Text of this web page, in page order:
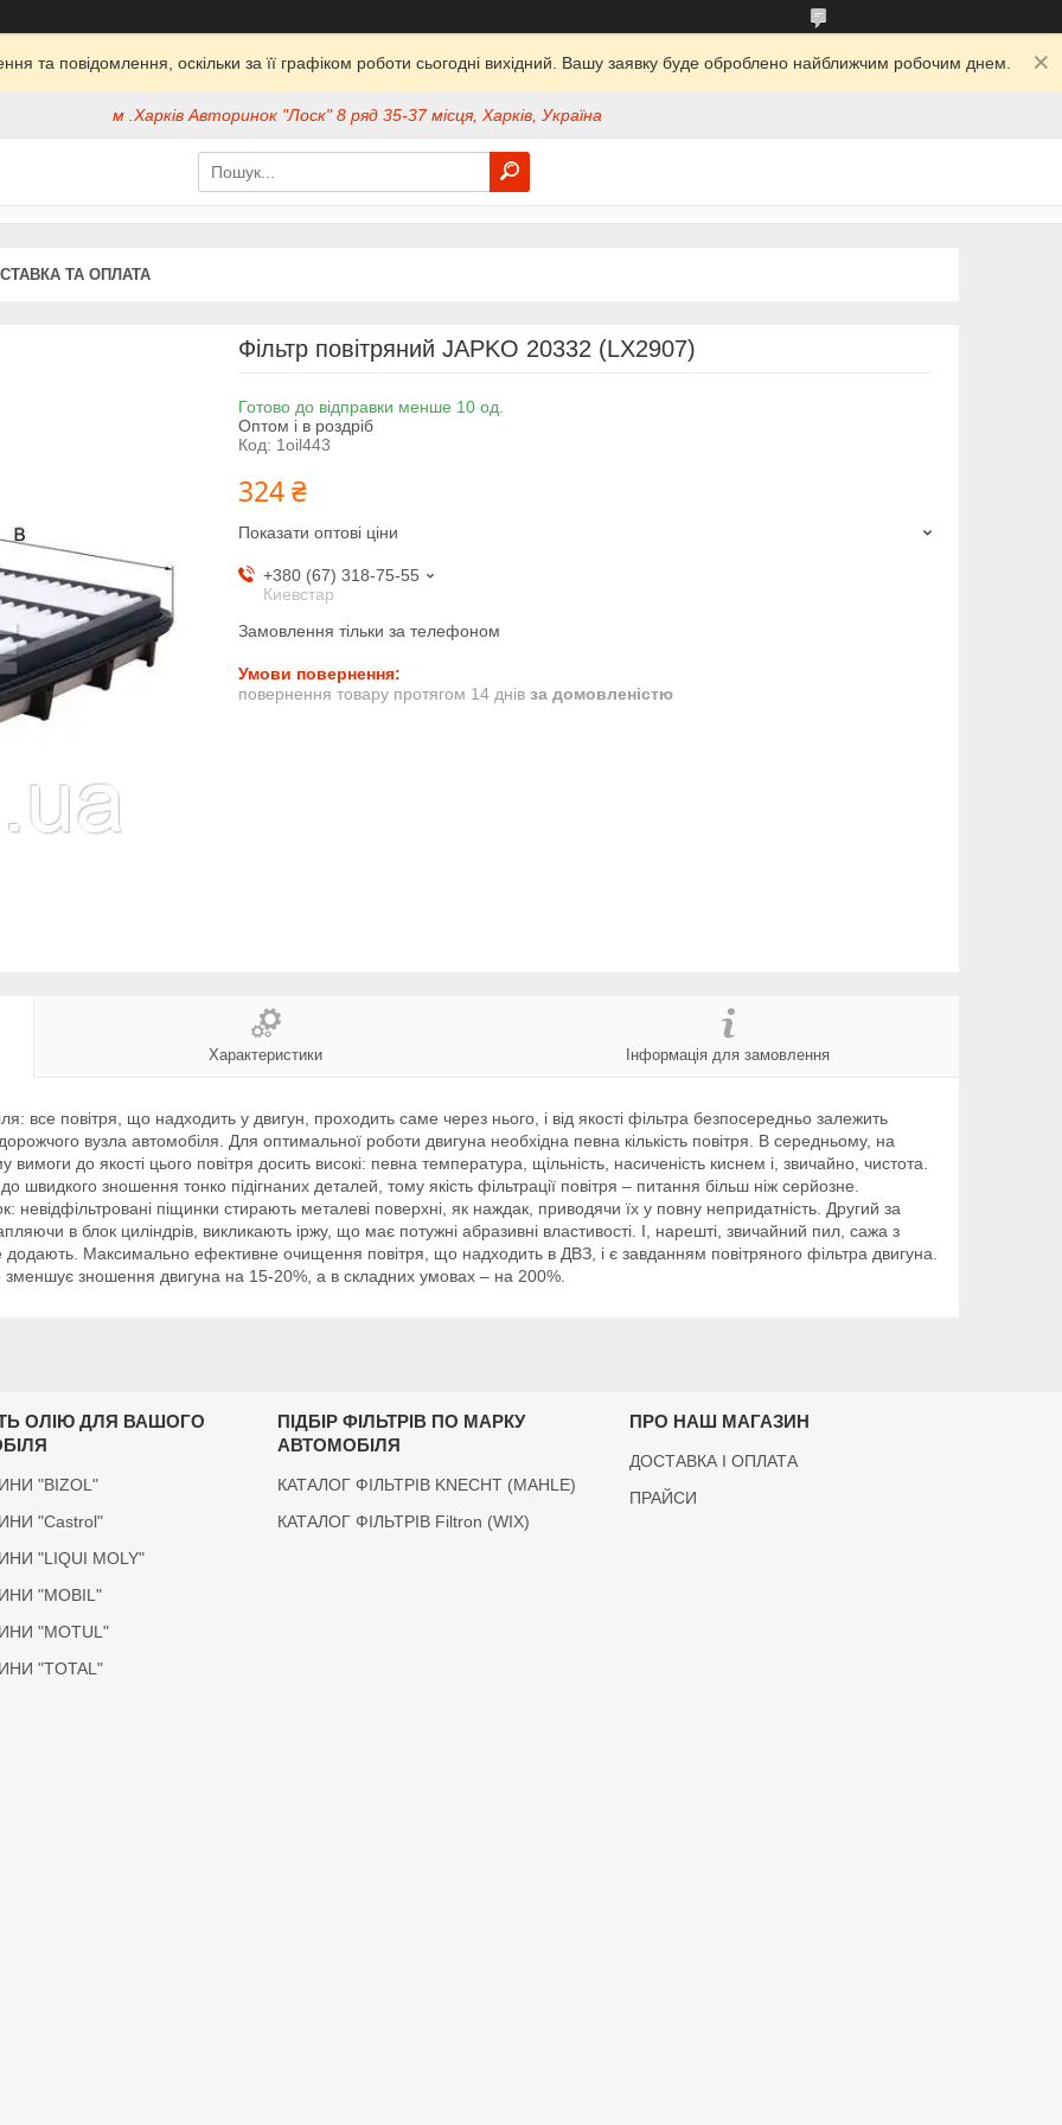
та повідомлення, оскільки за її графіком роботи сьогодні вихідний. Вашу заявку буде оброблено найближчим робочим днем.
м .Харків Авторинок "Лоск" 8 ряд 35-37 місця, Харків, Україна
ТА ОПЛАТА
Фільтр повітряний JAPKO 20332 (LX2907)
Готово до відправки менше 10 од.
Оптом і в роздріб
Код: 1oil443
324 ₴
Показати оптові ціни
+380 (67) 318-75-55
Киевстар
Замовлення тільки за телефоном
повернення товару протягом 14 днів за домовленістю
Характеристики Інформація для замовлення
все повітря, що надходить у двигун, проходить саме через нього, і від якості фільтра безпосередньо залежить
вузла автомобіля. Для оптимальної роботи двигуна необхідна певна кількість повітря. В середньому, на
до якості цього повітря досить високі: певна температура, щільність, насиченість киснем і, звичайно, чистота.
швидкого зношення тонко підігнаних деталей, тому якість фільтрації повітря – питання більш ніж серйозне.
піщинки стирають металеві поверхні, як наждак, приводячи їх у повну непридатність. Другий за
в блок циліндрів, викликають іржу, що має потужні абразивні властивості. І, нарешті, звичайний пил, сажа з
додають. Максимально ефективне очищення повітря, що надходить в ДВЗ, і є завданням повітряного фільтра двигуна.
зменшує зношення двигуна на 15-20%, а в складних умовах – на 200%.
ОЛІЮ ДЛЯ ВАШОГО
"BIZOL"
"Castrol"
"LIQUI MOLY"
"MOBIL"
"MOTUL"
"TOTAL"
ПІДБІР ФІЛЬТРІВ ПО МАРКУ
АВТОМОБІЛЯ
КАТАЛОГ ФІЛЬТРІВ KNECHT (MAHLE)
КАТАЛОГ ФІЛЬТРІВ Filtron (WIX)
ПРО НАШ МАГАЗИН
ДОСТАВКА І ОПЛАТА
ПРАЙСИ